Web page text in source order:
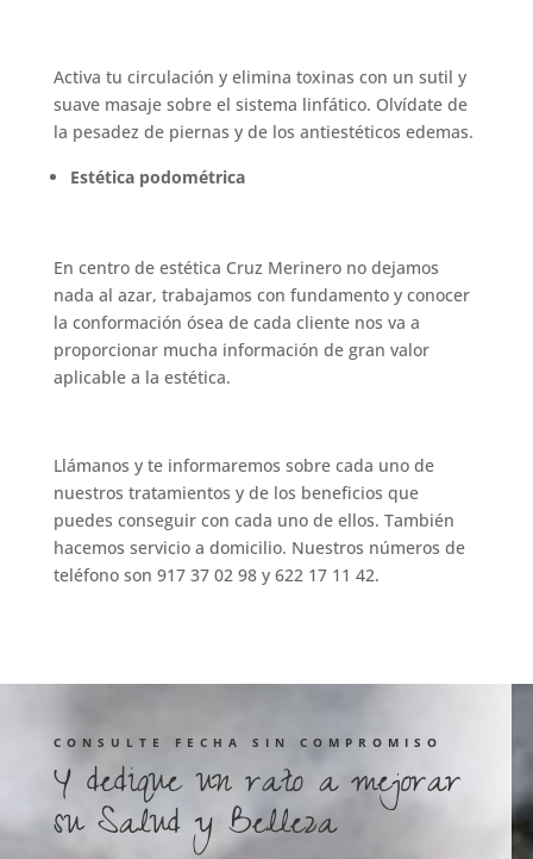
Activa tu circulación y elimina toxinas con un sutil y
suave masaje sobre el sistema linfático. Olvídate de
la pesadez de piernas y de los antiestéticos edemas.
Estética podométrica
En centro de estética Cruz Merinero no dejamos
nada al azar, trabajamos con fundamento y conocer
la conformación ósea de cada cliente nos va a
proporcionar mucha información de gran valor
aplicable a la estética.
Llámanos y te informaremos sobre cada uno de
nuestros tratamientos y de los beneficios que
puedes conseguir con cada uno de ellos. También
hacemos servicio a domicilio. Nuestros números de
teléfono son 917 37 02 98 y 622 17 11 42.
CONSULTE FECHA SIN COMPROMISO
Y dedique un rato a mejorar
su Salud y Belleza